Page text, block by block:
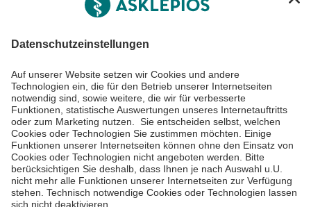
Impressum